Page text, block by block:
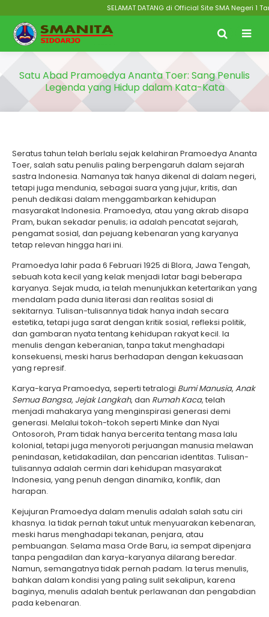
SELAMAT DATANG di Official Site SMA Negeri 1
Satu Abad Pramoedya Ananta Toer: Sang Penulis
Legenda yang Hidup dalam Kata-Kata
Seratus tahun telah berlalu sejak kelahiran Pramoedya Ananta
Toer, salah satu penulis paling berpengaruh dalam sejarah
sastra Indonesia. Namanya tak hanya dikenal di dalam negeri,
tetapi juga mendunia, sebagai suara yang jujur, kritis, dan
penuh dedikasi dalam menggambarkan kehidupan
masyarakat Indonesia. Pramoedya, atau yang akrab disapa
Pram, bukan sekadar penulis; ia adalah pencatat sejarah,
pengamat sosial, dan pejuang kebenaran yang karyanya
tetap relevan hingga hari ini.
Pramoedya lahir pada 6 Februari 1925 di Blora, Jawa Tengah,
sebuah kota kecil yang kelak menjadi latar bagi beberapa
karyanya. Sejak muda, ia telah menunjukkan ketertarikan yang
mendalam pada dunia literasi dan realitas sosial di
sekitarnya. Tulisan-tulisannya tidak hanya indah secara
estetika, tetapi juga sarat dengan kritik sosial, refleksi politik,
dan gambaran nyata tentang kehidupan rakyat kecil. Ia
menulis dengan keberanian, tanpa takut menghadapi
konsekuensi, meski harus berhadapan dengan kekuasaan
yang represif.
Karya-karya Pramoedya, seperti tetralogi Bumi Manusia, Anak
Semua Bangsa, Jejak Langkah, dan Rumah Kaca, telah
menjadi mahakarya yang menginspirasi generasi demi
generasi. Melalui tokoh-tokoh seperti Minke dan Nyai
Ontosoroh, Pram tidak hanya bercerita tentang masa lalu
kolonial, tetapi juga menyoroti perjuangan manusia melawan
penindasan, ketidakadilan, dan pencarian identitas. Tulisan-
tulisannya adalah cermin dari kehidupan masyarakat
Indonesia, yang penuh dengan dinamika, konflik, dan
harapan.
Kejujuran Pramoedya dalam menulis adalah salah satu ciri
khasnya. Ia tidak pernah takut untuk menyuarakan kebenaran,
meski harus menghadapi tekanan, penjara, atau
pembuangan. Selama masa Orde Baru, ia sempat dipenjara
tanpa pengadilan dan karya-karyanya dilarang beredar.
Namun, semangatnya tidak pernah padam. Ia terus menulis,
bahkan dalam kondisi yang paling sulit sekalipun, karena
baginya, menulis adalah bentuk perlawanan dan pengabdian
pada kebenaran.